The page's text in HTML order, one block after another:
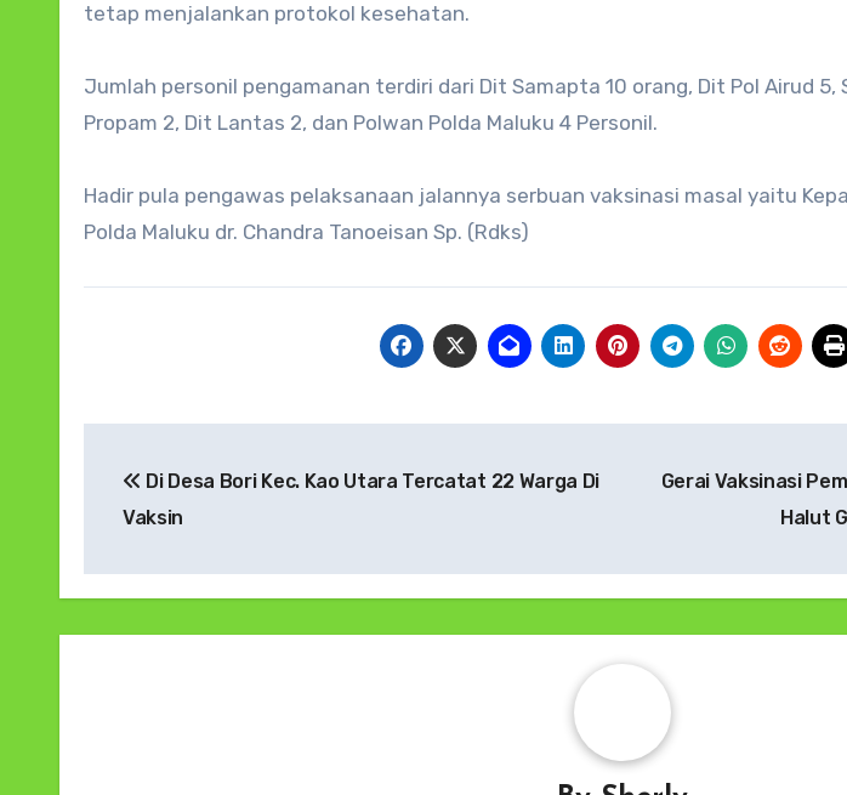
tetap menjalankan protokol kesehatan.
Jumlah personil pengamanan terdiri dari Dit Samapta 10 orang, Dit Pol Airud 5,
Propam 2, Dit Lantas 2, dan Polwan Polda Maluku 4 Personil.
Hadir pula pengawas pelaksanaan jalannya serbuan vaksinasi masal yaitu
Polda Maluku dr. Chandra Tanoeisan Sp. (Rdks)
pos Di Desa Bori Kec. Kao Utara Tercatat 22 Warga Di
Vaksin
Gerai Vaksinasi
Halut